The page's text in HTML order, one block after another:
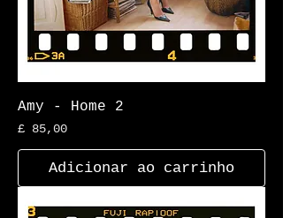
Amy - Home 2
Preço
£ 85,00
Adicionar ao carrinho